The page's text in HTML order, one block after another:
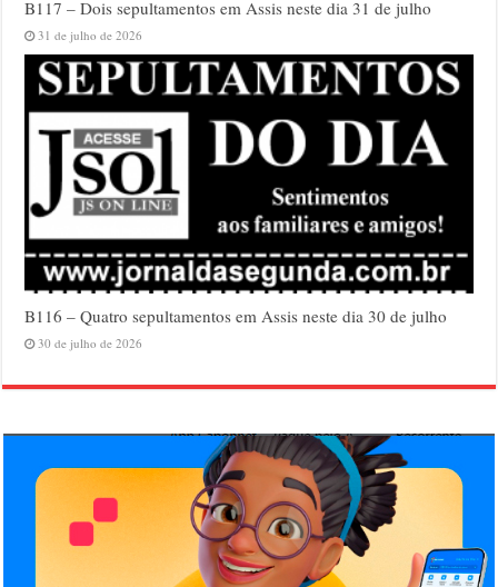
B117 – Dois sepultamentos em Assis neste dia 31 de julho
31 de julho de 2026
B116 – Quatro sepultamentos em Assis neste dia 30 de julho
30 de julho de 2026